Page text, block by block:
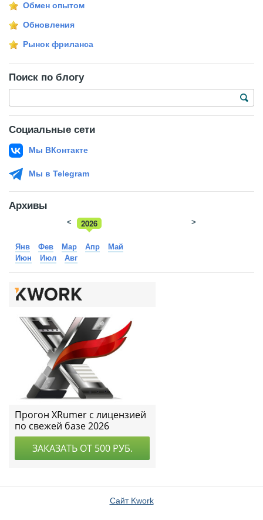
Обмен опытом
Обновления
Рынок фриланса
Поиск по блогу
Социальные сети
Мы ВКонтакте
Мы в Telegram
Архивы
2026
2025
< >
Янв Фев Мар Апр
Май
Июн
Июл Авг
Сайт Kwork